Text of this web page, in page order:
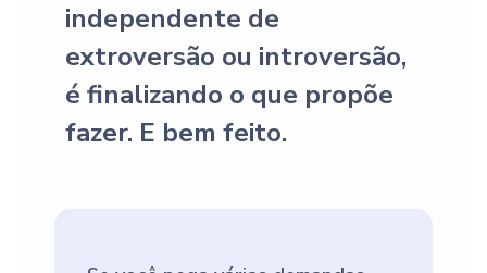
independente de
extroversão ou introversão,
é finalizando o que propõe
fazer. E bem feito.